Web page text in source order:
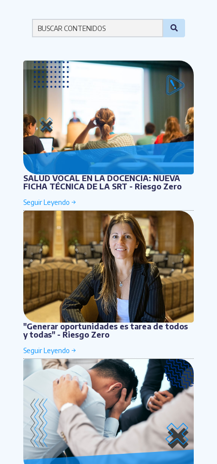
SALUD VOCAL EN LA DOCENCIA: NUEVA
FICHA TÉCNICA DE LA SRT - Riesgo Zero
"Generar oportunidades es tarea de todos
y todas" - Riesgo Zero